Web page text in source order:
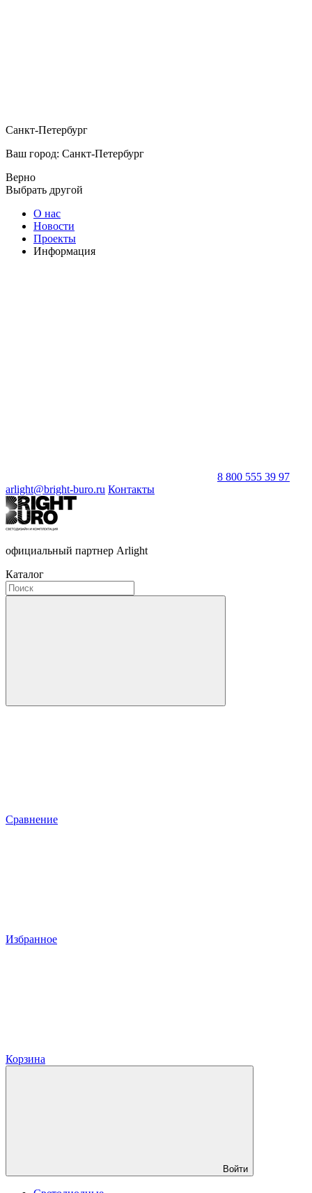
Санкт-Петербург
Ваш город: Санкт-Петербург
Верно
Выбрать другой
О нас
Новости
Проекты
Информация
8 800 555 39 97
arlight@bright-buro.ru Контакты
официальный партнер Arlight
Каталог
Сравнение
Избранное
Корзина
Войти